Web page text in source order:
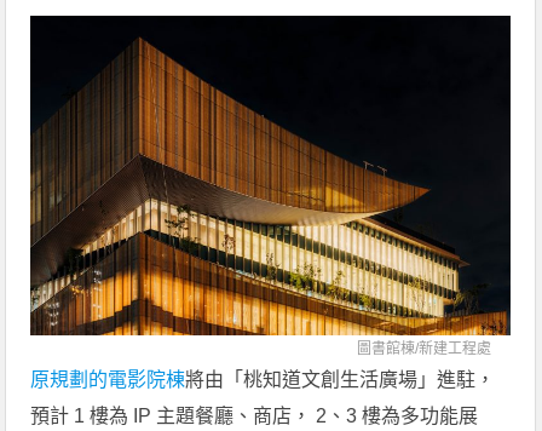
圖書館棟/新建工程處
原規劃的電影院棟將由「桃知道文創生活廣場」進駐，
預計 1 樓為 IP 主題餐廳、商店， 2、3 樓為多功能展